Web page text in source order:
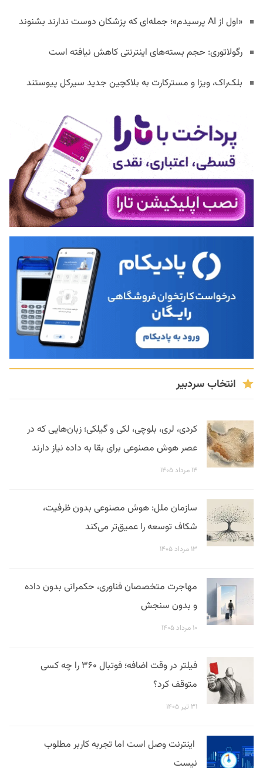
«اول از AI پرسیدم»؛ جمله‌ای که پزشکان دوست ندارند بشنوند
رگولاتوری: حجم بسته‌های اینترنتی کاهش نیافته است
بلک‌راک، ویزا و مسترکارت به بلاکچین جدید سیرکل پیوستند
انتخاب سردبیر
کردی، لری، بلوچی، لکی و گیلکی؛ زبان‌هایی که در
عصر هوش مصنوعی برای بقا به داده نیاز دارند
۱۴ مرداد ۱۴۰۵
سازمان ملل: هوش مصنوعی بدون ظرفیت،
شکاف توسعه را عمیق‌تر می‌کند
۱۳ مرداد ۱۴۰۵
مهاجرت متخصصان فناوری، حکمرانی بدون داده
و بدون سنجش
۱۰ مرداد ۱۴۰۵
فیلتر در وقت اضافه؛ فوتبال ۳۶۰ را چه کسی
متوقف کرد؟
۳۱ تیر ۱۴۰۵
اینترنت وصل است اما تجربه کاربر مطلوب
نیست